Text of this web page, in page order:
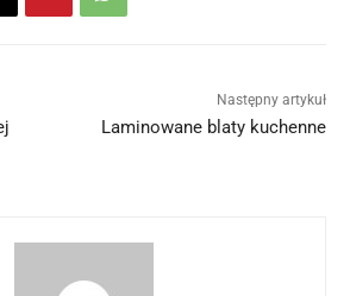
Następny artykuł
Laminowane blaty kuchenne